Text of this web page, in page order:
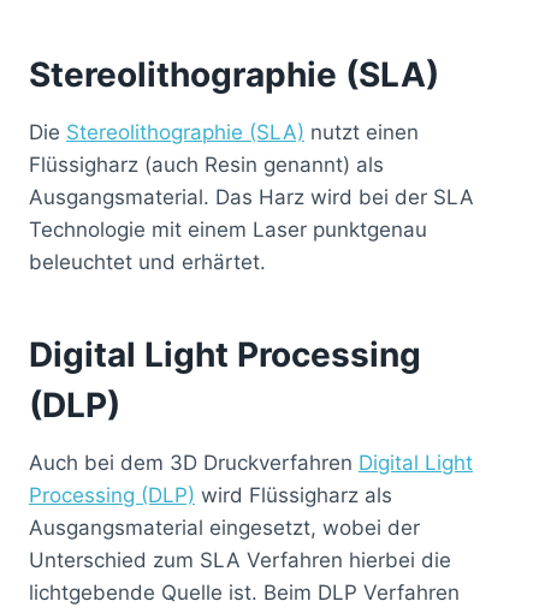
Stereolithographie (SLA)
Die Stereolithographie (SLA) nutzt einen
Flüssigharz (auch Resin genannt) als
Ausgangsmaterial. Das Harz wird bei der SLA
Technologie mit einem Laser punktgenau
beleuchtet und erhärtet.
Digital Light Processing
(DLP)
Auch bei dem 3D Druckverfahren Digital Light
Processing (DLP) wird Flüssigharz als
Ausgangsmaterial eingesetzt, wobei der
Unterschied zum SLA Verfahren hierbei die
lichtgebende Quelle ist. Beim DLP Verfahren